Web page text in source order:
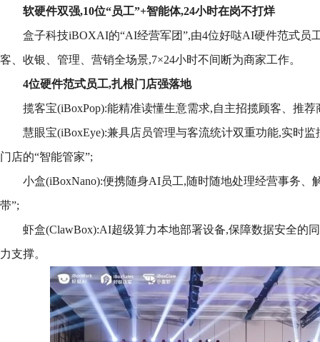
软硬件双强,10位“员工”+智能体,24小时在岗不打烊
盒子科技iBOXAI的“AI经营军团”,由4位好哒AI硬件范式员
客、收银、管理、营销全场景,7×24小时不间断为商家工作。
4位硬件范式员工,扎根门店强落地
揽客宝(iBoxPop):能精准读懂生意需求,自主招揽顾客、推荐
慧眼宝(iBoxEye):兼具店员管理与客流统计双重功能,实时
门店的“智能管家”;
小盒(iBoxNano):便携随身AI员工,随时随地处理经营事务、
带”;
虾盒(ClawBox):AI超级算力本地部署设备,保障数据安全的
力支撑。